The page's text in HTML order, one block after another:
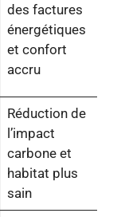
des factures
énergétiques
et confort
accru
Réduction de
l’impact
carbone et
habitat plus
sain